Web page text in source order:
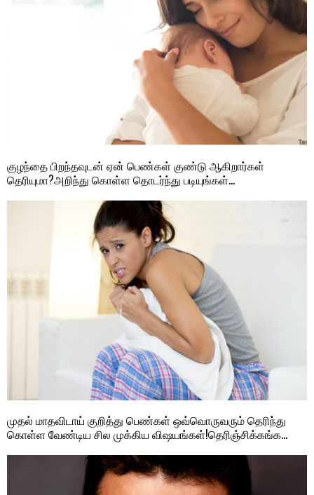
குழந்தை பிறந்தவுடன் ஏன் பெண்கள் குண்டு ஆகிறார்கள்
தெரியுமா?அறிந்து கொள்ள தொடர்ந்து படியுங்கள்…
முதல் மாதவிடாய் குறித்து பெண்கள் ஒவ்வொருவரும் தெரிந்து
கொள்ள வேண்டிய சில முக்கிய விஷயங்கள்!தெரிஞ்சிக்கங்க…